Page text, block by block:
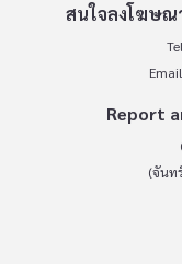
สนใจลงโฆษณ
Report
(จันท